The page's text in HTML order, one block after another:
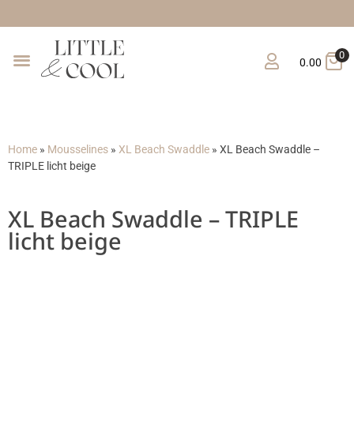
0.00
0
Home » Mousselines » XL Beach Swaddle » XL Beach Swaddle –
TRIPLE licht beige
XL Beach Swaddle – TRIPLE
licht beige